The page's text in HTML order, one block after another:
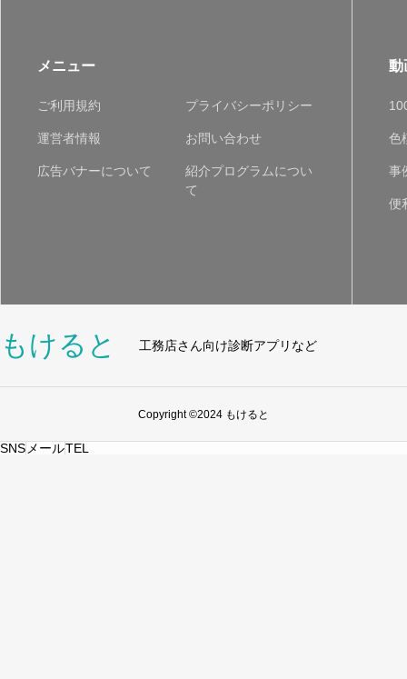
メニュー
ご利用規約 プライバシーポリシー
運営者情報 お問い合わせ
広告バナーについて
紹介プログラムについ
て
動
色
事
便
もけると 工務店さん向け診断アプリなど
Copyright ©2024 もけると
SNS メールTEL